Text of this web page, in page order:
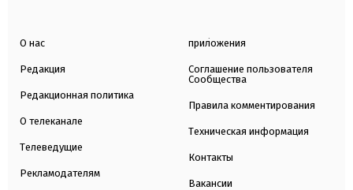
О нас
Редакция
Редакционная политика
О телеканале
Телеведущие
Рекламодателям
приложения
Соглашение пользователя
Сообщества
Правила комментирования
Техническая информация
Контакты
Вакансии